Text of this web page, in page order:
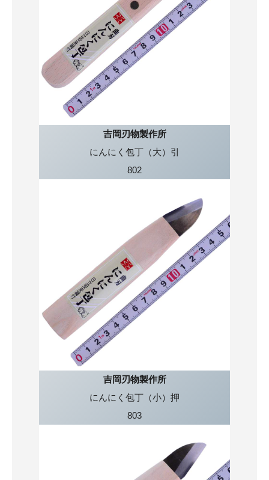
吉岡刃物製作所
にんにく包丁（大）引
802
吉岡刃物製作所
にんにく包丁（小）押
803